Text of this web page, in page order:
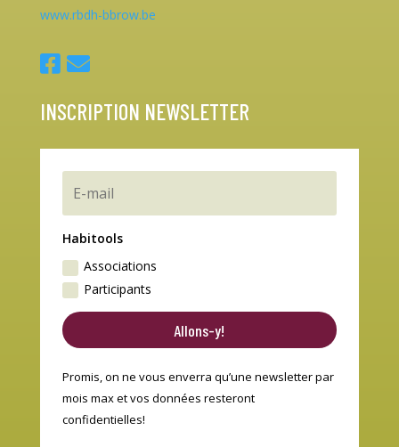
www.rbdh-bbrow.be
INSCRIPTION NEWSLETTER
Habitools
Associations
Participants
Allons-y!
Promis, on ne vous enverra qu’une newsletter par
mois max et vos données resteront
confidentielles!